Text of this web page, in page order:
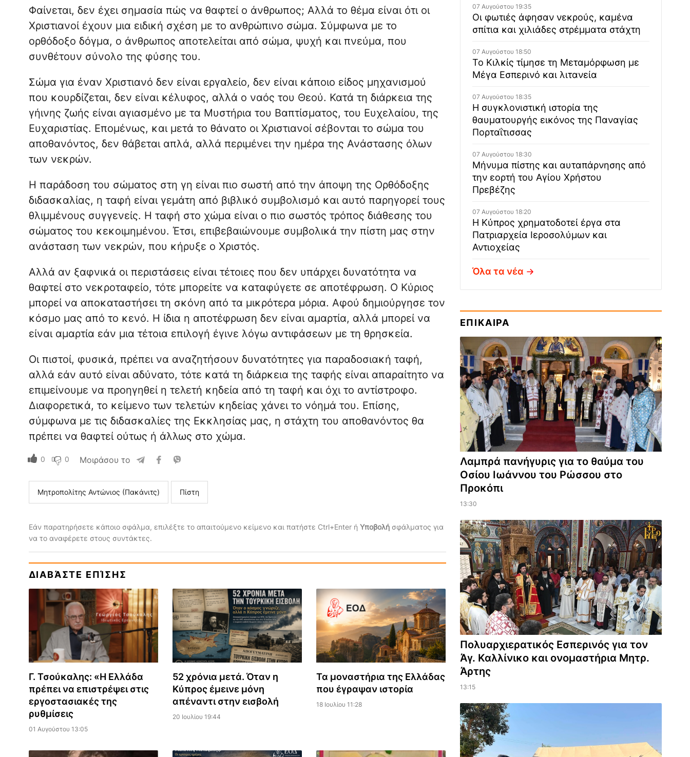
Φαίνεται, δεν έχει σημασία πώς να θαφτεί ο άνθρωπος; Αλλά το θέμα είναι ότι οι
Χριστιανοί έχουν μια ειδική σχέση με το ανθρώπινο σώμα. Σύμφωνα με το
ορθόδοξο δόγμα, ο άνθρωπος αποτελείται από σώμα, ψυχή και πνεύμα, που
συνθέτουν σύνολο της φύσης του.
Σώμα για έναν Χριστιανό δεν είναι εργαλείο, δεν είναι κάποιο είδος μηχανισμού
που κουρδίζεται, δεν είναι κέλυφος, αλλά ο ναός του Θεού. Κατά τη διάρκεια της
γήινης ζωής είναι αγιασμένο με τα Μυστήρια του Βαπτίσματος, του Ευχελαίου, της
Ευχαριστίας. Επομένως, και μετά το θάνατο οι Χριστιανοί σέβονται το σώμα του
αποθανόντος, δεν θάβεται απλά, αλλά περιμένει την ημέρα της Ανάστασης όλων
των νεκρών.
Η παράδοση του σώματος στη γη είναι πιο σωστή από την άποψη της Ορθόδοξης
διδασκαλίας, η ταφή είναι γεμάτη από βιβλικό συμβολισμό και αυτό παρηγορεί τους
θλιμμένους συγγενείς. Η ταφή στο χώμα είναι ο πιο σωστός τρόπος διάθεσης του
σώματος του κεκοιμημένου. Έτσι, επιβεβαιώνουμε συμβολικά την πίστη μας στην
ανάσταση των νεκρών, που κήρυξε ο Χριστός.
Αλλά αν ξαφνικά οι περιστάσεις είναι τέτοιες που δεν υπάρχει δυνατότητα να
θαφτεί στο νεκροταφείο, τότε μπορείτε να καταφύγετε σε αποτέφρωση. Ο Κύριος
μπορεί να αποκαταστήσει τη σκόνη από τα μικρότερα μόρια. Αφού δημιούργησε τον
κόσμο μας από το κενό. Η ίδια η αποτέφρωση δεν είναι αμαρτία, αλλά μπορεί να
είναι αμαρτία εάν μια τέτοια επιλογή έγινε λόγω αντιφάσεων με τη θρησκεία.
Οι πιστοί, φυσικά, πρέπει να αναζητήσουν δυνατότητες για παραδοσιακή ταφή,
αλλά εάν αυτό είναι αδύνατο, τότε κατά τη διάρκεια της ταφής είναι απαραίτητο να
επιμείνουμε να προηγηθεί η τελετή κηδεία από τη ταφή και όχι το αντίστροφο.
Διαφορετικά, το κείμενο των τελετών κηδείας χάνει το νόημά του. Επίσης,
σύμφωνα με τις διδασκαλίες της Εκκλησίας μας, η στάχτη του αποθανόντος θα
πρέπει να θαφτεί ούτως ή άλλως στο χώμα.
0 0 Μοιράσου το
Μητροπολίτης Αντώνιος (Πακάνιτς) Πίστη
Εάν παρατηρήσετε κάποιο σφάλμα, επιλέξτε το απαιτούμενο κείμενο και πατήστε Ctrl+Enter ή Υποβολήσφάλματος για
να το αναφέρετε στους συντάκτες.
ΔΙΑΒΆΣΤΕ ΕΠΊΣΗΣ
Γ. Τσούκαλης: «Η Ελλάδα
πρέπει να επιστρέψει στις
εργοστασιακές της
ρυθμίσεις
01 Αυγούστου 13:05
52 χρόνια μετά. Όταν η
Κύπρος έμεινε μόνη
απέναντι στην εισβολή
20 Ιουλίου 19:44
Τα μοναστήρια της Ελλάδας
που έγραψαν ιστορία
18 Ιουλίου 11:28
07 Αυγούστου 19:35
Οι φωτιές άφησαν νεκρούς, καμένα
σπίτια και χιλιάδες στρέμματα στάχτη
07 Αυγούστου 18:50
Το Κιλκίς τίμησε τη Μεταμόρφωση με
Μέγα Εσπερινό και λιτανεία
07 Αυγούστου 18:35
Η συγκλονιστική ιστορία της
θαυματουργής εικόνος της Παναγίας
Πορταΐτισσας
07 Αυγούστου 18:30
Μήνυμα πίστης και αυταπάρνησης από
την εορτή του Αγίου Χρήστου
Πρεβέζης
07 Αυγούστου 18:20
Η Κύπρος χρηματοδοτεί έργα στα
Πατριαρχεία Ιεροσολύμων και
Αντιοχείας
Όλα τα νέα
ΕΠΙΚΑΙΡΑ
Λαμπρά πανήγυρις για το θαύμα του
Οσίου Ιωάννου του Ρώσσου στο
Προκόπι
13:30
Πολυαρχιερατικός Εσπερινός για τον
Άγ. Καλλίνικο και ονομαστήρια Μητρ.
Άρτης
13:15